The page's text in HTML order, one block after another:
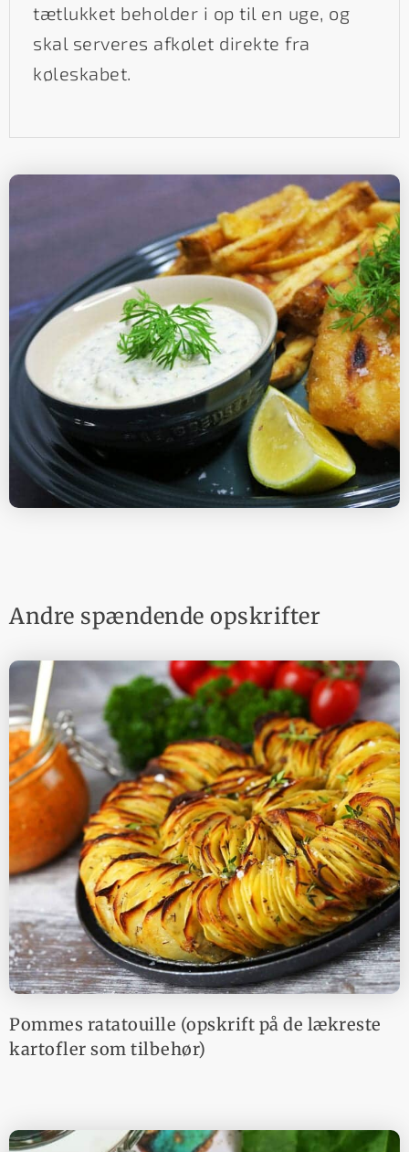
tætlukket beholder i op til en uge, og
skal serveres afkølet direkte fra
køleskabet.
Andre spændende opskrifter
Pommes ratatouille (opskrift på de lækreste
kartofler som tilbehør)